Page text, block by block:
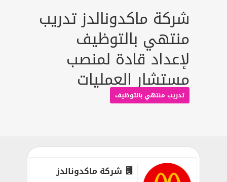
شركة ماكدونالدز تدريب
منتهي بالتوظيف
لإعداد قادة لمنصب
مستشار العمليات
تدريب منتهي بالتوظيف
شركة ماكدونالدز